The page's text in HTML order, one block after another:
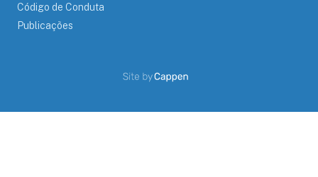
Código de Conduta
Publicações